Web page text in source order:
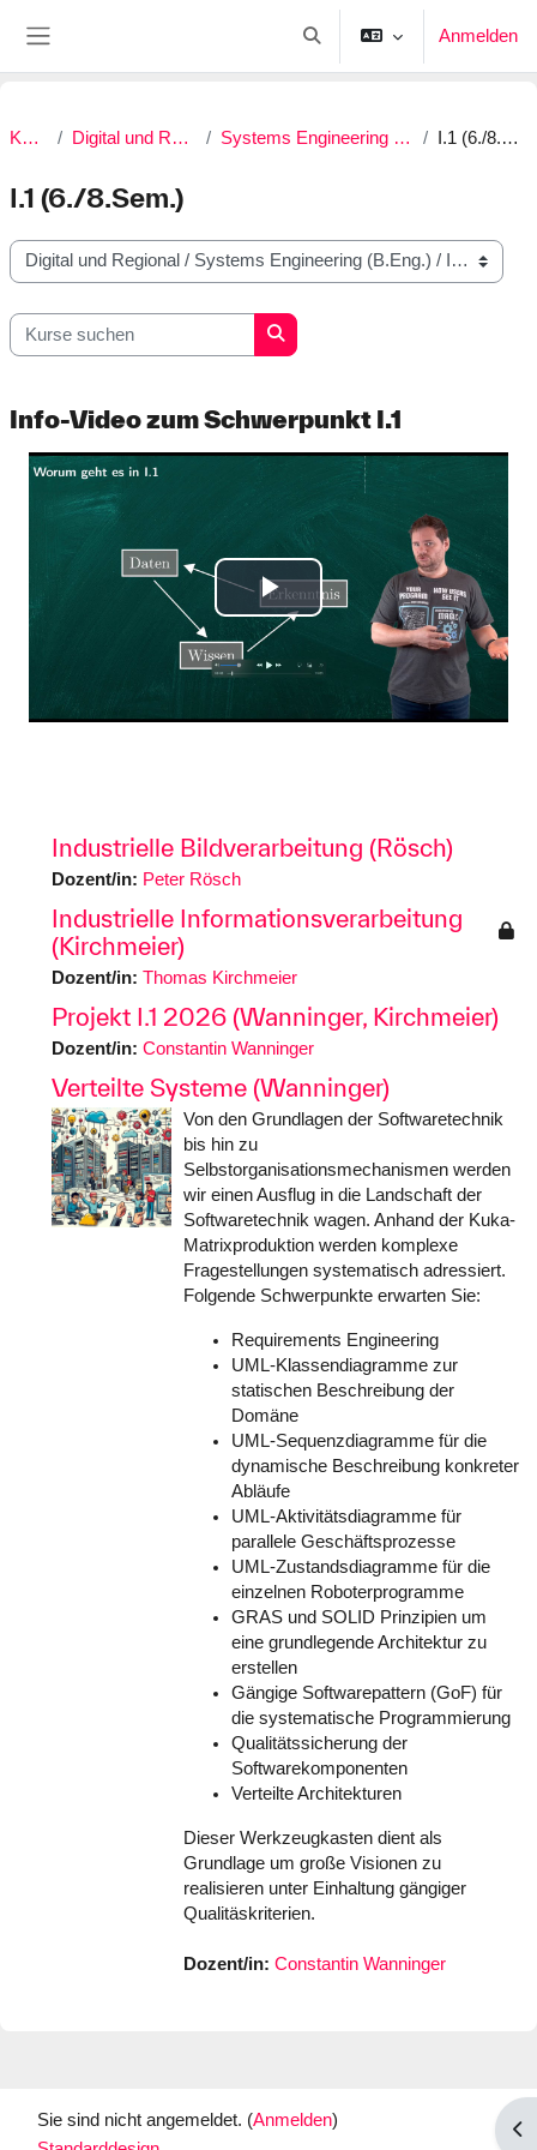
Sucheingabe umschalten
Anmelden
Kurse Digital und Regional Systems Engineering (B.Eng.) I.1 (6./8.Sem.)
I.1 (6./8.Sem.)
Kursbereiche
Kurse suchen
Kurse suchen
Info-Video zum Schwerpunkt I.1
Video
abspielen
Industrielle Bildverarbeitung (Rösch)
Dozent/in: Peter Rösch
Industrielle Informationsverarbeitung
(Kirchmeier)
Dozent/in: Thomas Kirchmeier
Projekt I.1 2026 (Wanninger, Kirchmeier)
Dozent/in: Constantin Wanninger
Verteilte Systeme (Wanninger)
Von den Grundlagen der Softwaretechnik
bis hin zu
Selbstorganisationsmechanismen werden
wir einen Ausflug in die Landschaft der
Softwaretechnik wagen. Anhand der Kuka-
Matrixproduktion werden komplexe
Fragestellungen systematisch adressiert.
Folgende Schwerpunkte erwarten Sie:
Requirements Engineering
UML-Klassendiagramme zur
statischen Beschreibung der
Domäne
UML-Sequenzdiagramme für die
dynamische Beschreibung konkreter
Abläufe
UML-Aktivitätsdiagramme für
parallele Geschäftsprozesse
UML-Zustandsdiagramme für die
einzelnen Roboterprogramme
GRAS und SOLID Prinzipien um
eine grundlegende Architektur zu
erstellen
Gängige Softwarepattern (GoF) für
die systematische Programmierung
Qualitätssicherung der
Softwarekomponenten
Verteilte Architekturen
Dieser Werkzeugkasten dient als
Grundlage um große Visionen zu
realisieren unter Einhaltung gängiger
Qualitäskriterien.
Dozent/in: Constantin Wanninger
Sie sind nicht angemeldet. (Anmelden)